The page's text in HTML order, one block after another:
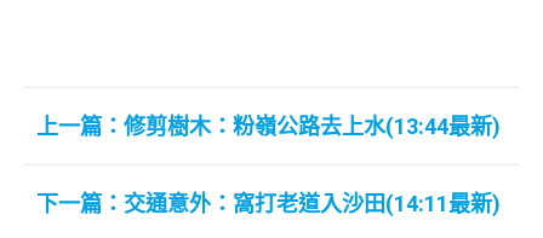
上一篇：修剪樹木：粉嶺公路去上水(13:44最新)
下一篇：交通意外：窩打老道入沙田(14:11最新)